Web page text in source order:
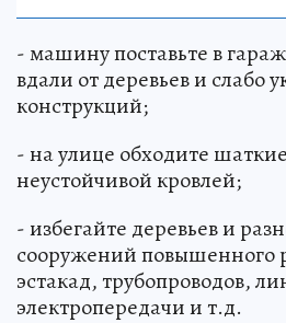
- машину поставьте в
вдали от деревьев и слабо
конструкций;
- на улице обходите
неустойчивой кровлей;
- избегайте деревьев и
сооружений повышенного
эстакад, трубопроводов,
электропередачи и т.д.